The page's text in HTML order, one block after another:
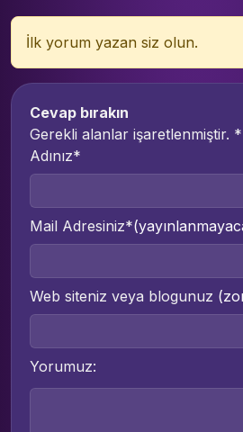
İlk yorum yazan siz olun.
Cevap bırakın
Gerekli alanlar işaretlenmiştir. *
Adınız*
Mail Adresiniz*
Web siteniz veya blogunuz
Yorumuz: